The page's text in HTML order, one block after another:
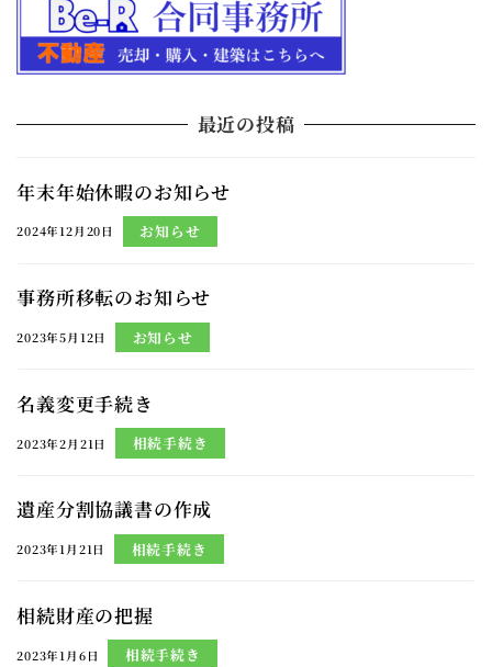
最近の投稿
年末年始休暇のお知らせ
2024年12月20日 お知らせ
事務所移転のお知らせ
2023年5月12日 お知らせ
名義変更手続き
2023年2月21日 相続手続き
遺産分割協議書の作成
2023年1月21日 相続手続き
相続財産の把握
2023年1月6日 相続手続き